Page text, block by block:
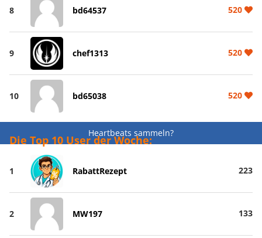
8 bd64537 520
9 chef1313 520
10 bd65038 520
Heartbeats sammeln?
Die Top 10 User der Woche:
1 RabattRezept 223
2 MW197 133